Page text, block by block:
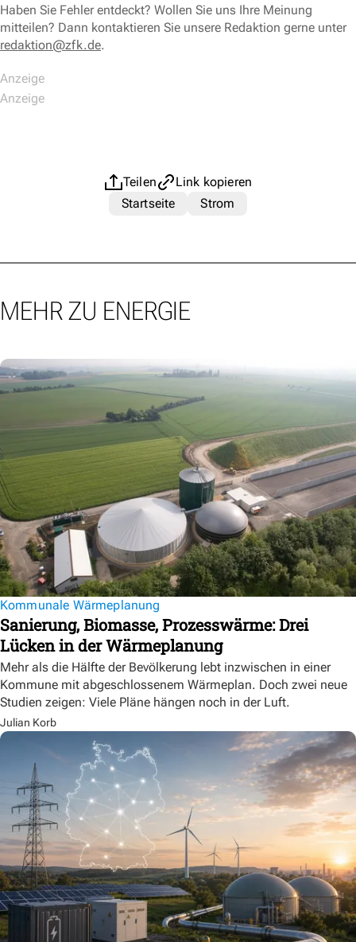
Haben Sie Fehler entdeckt? Wollen Sie uns Ihre Meinung
mitteilen? Dann kontaktieren Sie unsere Redaktion gerne unter
redaktion@zfk.de.
Teilen
Link kopieren
Startseite
Strom
MEHR ZU ENERGIE
Kommunale Wärmeplanung
Sanierung, Biomasse, Prozesswärme: Drei
Lücken in der Wärmeplanung
Mehr als die Hälfte der Bevölkerung lebt inzwischen in einer
Kommune mit abgeschlossenem Wärmeplan. Doch zwei neue
Studien zeigen: Viele Pläne hängen noch in der Luft.
Julian Korb